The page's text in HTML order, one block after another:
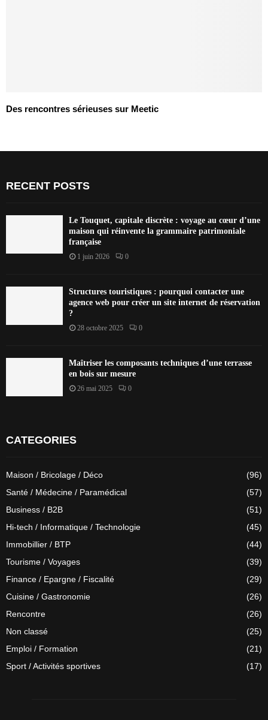
Des rencontres sérieuses sur Meetic
RECENT POSTS
Le Touquet, capitale discrète : voyage au cœur d’une
maison qui réinvente la grammaire patrimoniale
française
1 juin 2026 0
Structures touristiques : pourquoi contacter une
agence web pour créer un site internet de réservation
?
28 octobre 2025 0
Maîtriser les composants techniques d’une terrasse
en bois sur mesure
26 mai 2025 0
CATEGORIES
Maison / Bricolage / Déco
(96)
Santé / Médecine / Paramédical
(57)
Business / B2B
(51)
Hi-tech / Informatique / Technologie
(45)
Immobillier / BTP
(44)
Tourisme / Voyages
(39)
Finance / Epargne / Fiscalité
(29)
Cuisine / Gastronomie
(26)
Rencontre
(26)
Non classé
(25)
Emploi / Formation
(21)
Sport / Activités sportives
(17)